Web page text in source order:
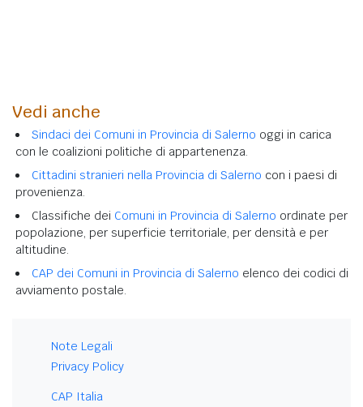
Vedi anche
Sindaci dei Comuni in Provincia di Salerno oggi in carica
con le coalizioni politiche di appartenenza.
Cittadini stranieri nella Provincia di Salerno con i paesi di
provenienza.
Classifiche dei Comuni in Provincia di Salerno ordinate per
popolazione, per superficie territoriale, per densità e per
altitudine.
CAP dei Comuni in Provincia di Salerno elenco dei codici di
avviamento postale.
Note Legali
Privacy Policy
CAP Italia